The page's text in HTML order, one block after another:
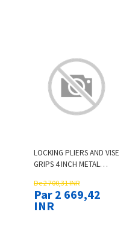
LOCKING PLIERS AND VISE
GRIPS 4 INCH METAL
RELEASE DESIGN NON-
ELECTRIC MANUAL
OPERATION STURDY
De 2 700,31 INR
Par 2 669,42
INR